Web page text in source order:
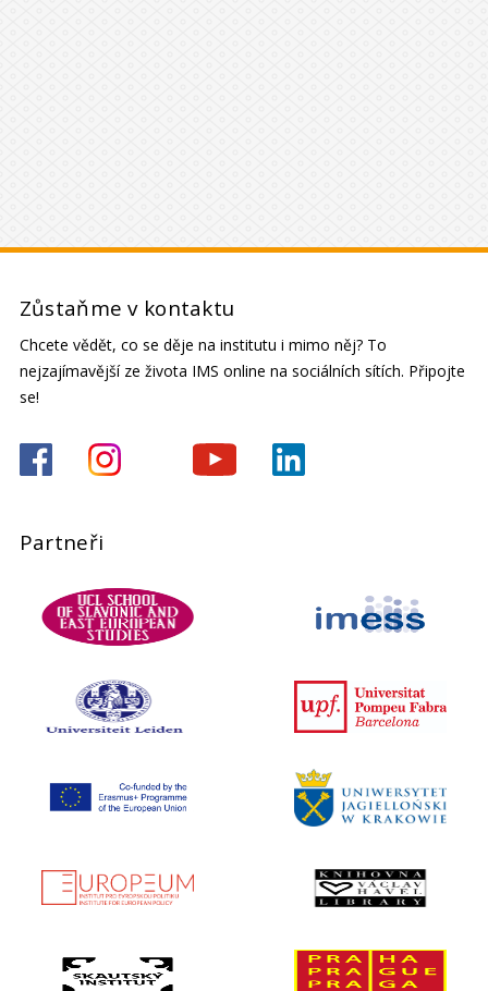
Zůstaňme v kontaktu
Chcete vědět, co se děje na institutu i mimo něj? To
nejzajímavější ze života IMS online na sociálních sítích. Připojte
se!
Partneři